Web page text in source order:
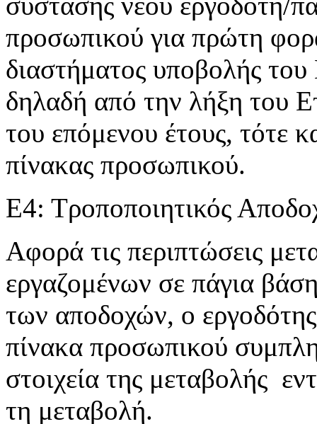
προσωπικού για πρώτη
διαστήματος υποβολής
δηλαδή από την λήξη του
του επόμενου έτους, τότε
πίνακας προσωπικού.
Ε4: Τροποποιητικός
Αφορά τις περιπτώσεις
εργαζομένων σε πάγια
των αποδοχών, ο
πίνακα προσωπικού
στοιχεία της μεταβολής
τη μεταβολή.